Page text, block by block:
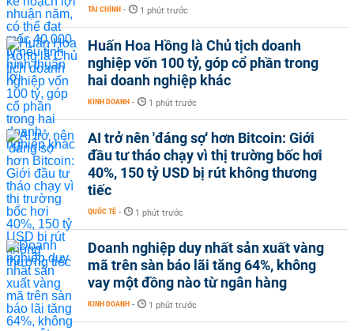
TÀI CHÍNH - 1 phút trước
Huấn Hoa Hồng là Chủ tịch doanh
nghiệp vốn 100 tỷ, góp cổ phần trong
hai doanh nghiệp khác
KINH DOANH - 1 phút trước
AI trở nên 'đáng sợ' hơn Bitcoin: Giới
đầu tư tháo chạy vì thị trường bốc hơi
40%, 150 tỷ USD bị rút không thương
tiếc
QUỐC TẾ - 1 phút trước
Doanh nghiệp duy nhất sản xuất vàng
mã trên sàn báo lãi tăng 64%, không
vay một đồng nào từ ngân hàng
KINH DOANH - 1 phút trước